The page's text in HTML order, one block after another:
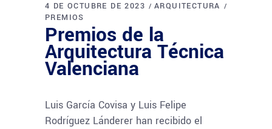
4 DE OCTUBRE DE 2023
ARQUITECTURA
PREMIOS
Premios de la
Arquitectura Técnica
Valenciana
Luis García Covisa y Luis Felipe
Rodríguez Lánderer han recibido el